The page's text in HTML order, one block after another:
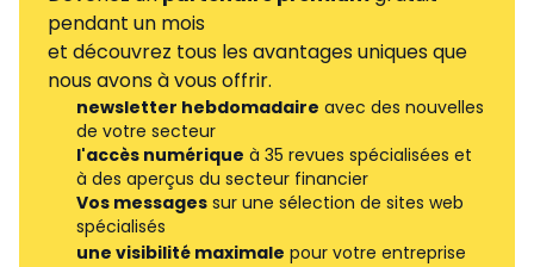
pendant un mois
et découvrez tous les avantages uniques que
nous avons à vous offrir.
newsletter hebdomadaire avec des nouvelles
de votre secteur
l'accès numérique à 35 revues spécialisées et
à des aperçus du secteur financier
Vos messages sur une sélection de sites web
spécialisés
une visibilité maximale pour votre entreprise